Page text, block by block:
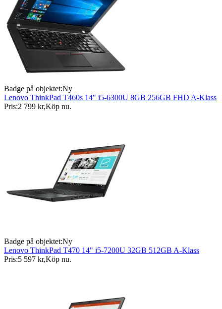
Badge på objektet:Ny
Lenovo ThinkPad T460s 14" i5-6300U 8GB 256GB FHD A-Klass
Pris:2 799 kr,Köp nu.
Badge på objektet:Ny
Lenovo ThinkPad T470 14" i5-7200U 32GB 512GB A-Klass
Pris:5 597 kr,Köp nu.